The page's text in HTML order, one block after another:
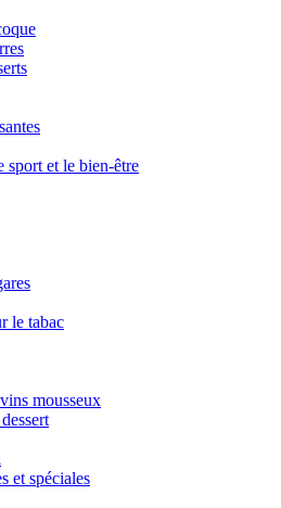
sport et le bien-être
le tabac
mousseux
et spéciales